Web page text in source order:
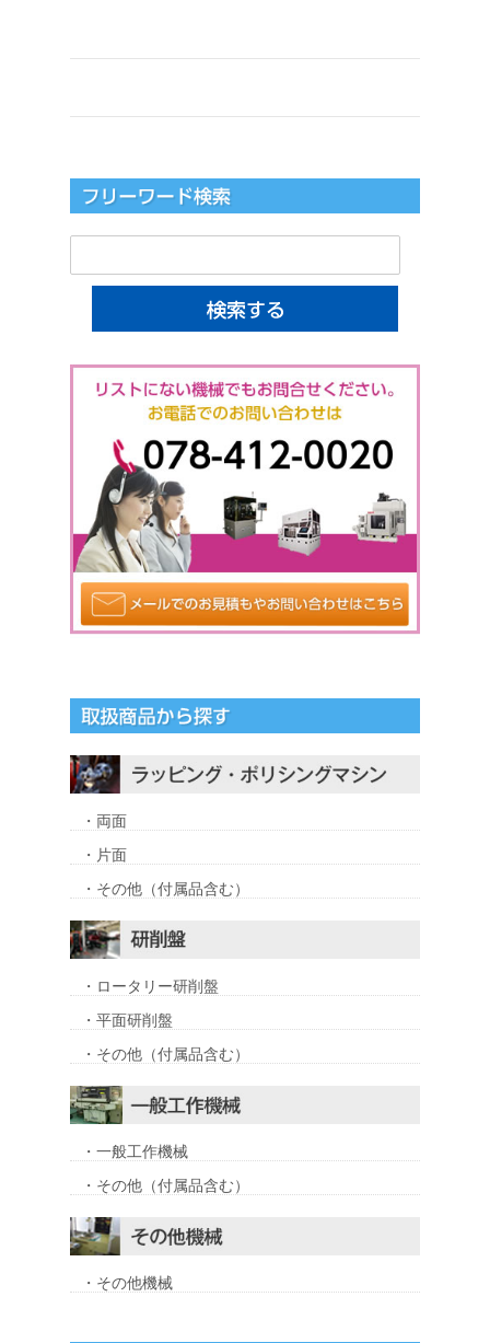
・両面
・片面
・その他（付属品含む）
・ロータリー研削盤
・平面研削盤
・その他（付属品含む）
・一般工作機械
・その他（付属品含む）
・その他機械